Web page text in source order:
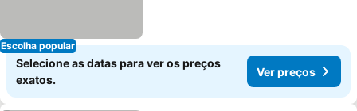
Escolha popular
Selecione as datas para ver os preços
exatos.
Ver preços